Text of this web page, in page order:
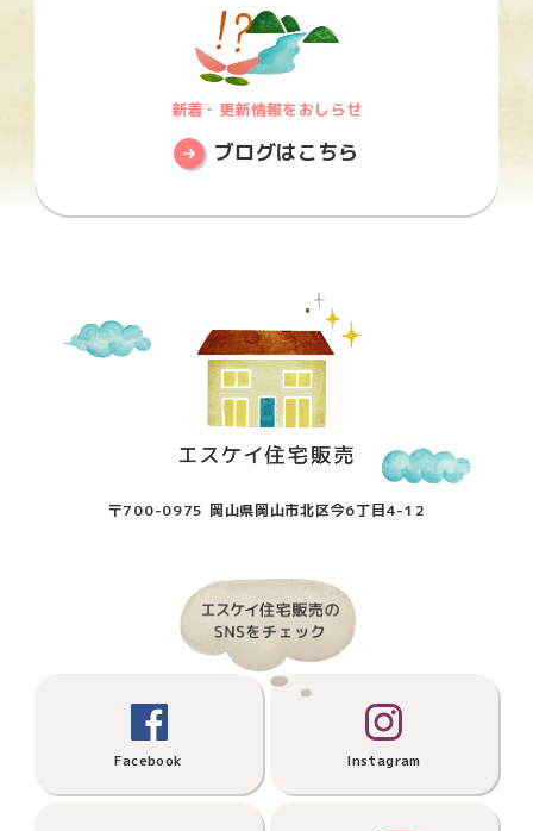
新着・更新情報をおしらせ
ブログはこちら
〒700-0975 岡山県岡山市北区今6丁目4-12
Facebook Instagram